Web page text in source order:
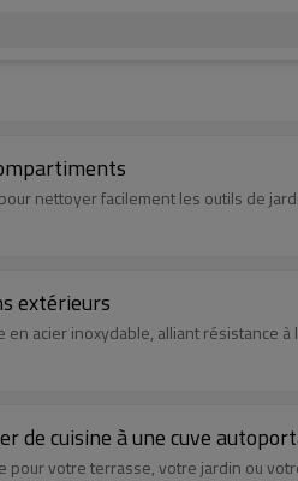
nettoyer facilement les outils de
extérieurs
acier inoxydable, alliant résistance
de cuisine à une cuve
votre terrasse, votre jardin ou